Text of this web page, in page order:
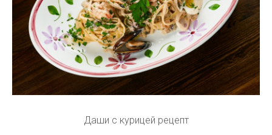
Даши с курицей рецепт